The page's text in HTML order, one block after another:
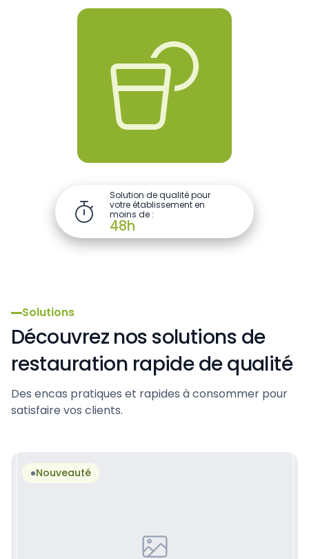


Solution de qualité pour
votre établissement en
moins de :
48h
Piscine
Centre sportif
Solutions
Découvrez nos solutions de
restauration rapide de qualité
Des encas pratiques et rapides à consommer pour
satisfaire vos clients.
Nouveauté